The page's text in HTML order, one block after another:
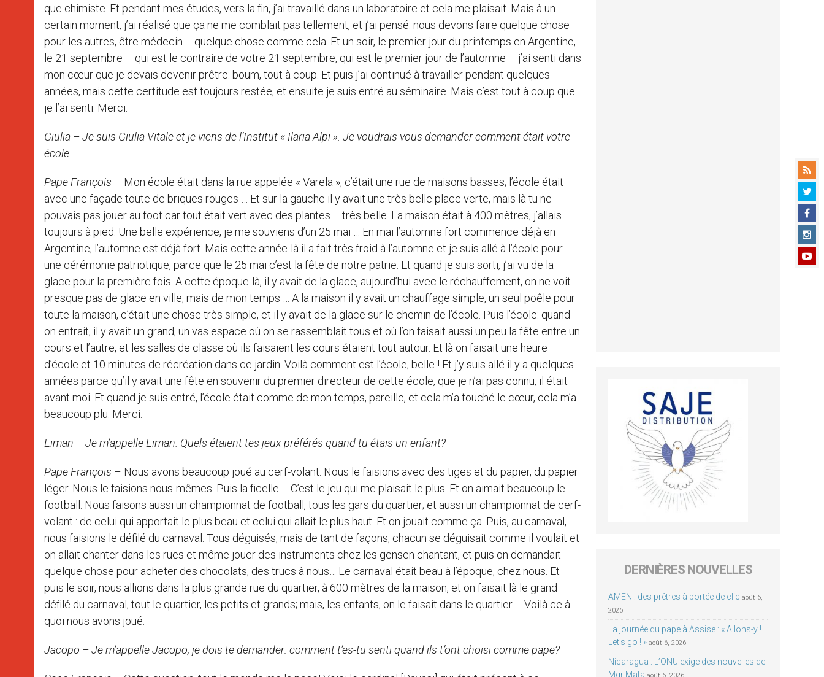
que chimiste. Et pendant mes études, vers la fin, j’ai travaillé dans un laboratoire et cela me plaisait. Mais à un
certain moment, j’ai réalisé que ça ne me comblait pas tellement, et j’ai pensé: nous devons faire quelque chose
pour les autres, être médecin … quelque chose comme cela. Et un soir, le premier jour du printemps en Argentine,
le 21 septembre – qui est le contraire de votre 21 septembre, qui est le premier jour de l’automne – j’ai senti dans
mon cœur que je devais devenir prêtre: boum, tout à coup. Et puis j’ai continué à travailler pendant quelques
années, mais cette certitude est toujours restée, et ensuite je suis entré au séminaire. Mais c’est tout à coup que
je l’ai senti. Merci.
Giulia – Je suis Giulia Vitale et je viens de l’Institut « Ilaria Alpi ». Je voudrais vous demander comment était votre
école.
Pape François – Mon école était dans la rue appelée « Varela », c’était une rue de maisons basses; l’école était
avec une façade toute de briques rouges … Et sur la gauche il y avait une très belle place verte, mais là tu ne
pouvais pas jouer au foot car tout était vert avec des plantes … très belle. La maison était à 400 mètres, j’allais
toujours à pied. Une belle expérience, je me souviens d’un 25 mai … En mai l’automne fort commence déjà en
Argentine, l’automne est déjà fort. Mais cette année-là il a fait très froid à l’automne et je suis allé à l’école pour
une cérémonie patriotique, parce que le 25 mai c’est la fête de notre patrie. Et quand je suis sorti, j’ai vu de la
glace pour la première fois. A cette époque-là, il y avait de la glace, aujourd’hui avec le réchauffement, on ne voit
presque pas de glace en ville, mais de mon temps … A la maison il y avait un chauffage simple, un seul poêle pour
toute la maison, c’était une chose très simple, et il y avait de la glace sur le chemin de l’école. Puis l’école: quand
on entrait, il y avait un grand, un vas espace où on se rassemblait tous et où l’on faisait aussi un peu la fête entre un
cours et l’autre, et les salles de classe où ils faisaient les cours étaient tout autour. Et là on faisait une heure
d’école et 10 minutes de récréation dans ce jardin. Voilà comment est l’école, belle ! Et j’y suis allé il y a quelques
années parce qu’il y avait une fête en souvenir du premier directeur de cette école, que je n’ai pas connu, il était
avant moi. Et quand je suis entré, l’école était comme de mon temps, pareille, et cela m’a touché le cœur, cela m’a
beaucoup plu. Merci.
Eiman – Je m’appelle Eiman. Quels étaient tes jeux préférés quand tu étais un enfant?
Pape François – Nous avons beaucoup joué au cerf-volant. Nous le faisions avec des tiges et du papier, du papier
léger. Nous le faisions nous-mêmes. Puis la ficelle … C’est le jeu qui me plaisait le plus. Et on aimait beaucoup le
football. Nous faisons aussi un championnat de football, tous les gars du quartier; et aussi un championnat de cerf-
volant : de celui qui apportait le plus beau et celui qui allait le plus haut. Et on jouait comme ça. Puis, au carnaval,
nous faisions le défilé du carnaval. Tous déguisés, mais de tant de façons, chacun se déguisait comme il voulait et
on allait chanter dans les rues et même jouer des instruments chez les gensen chantant, et puis on demandait
quelque chose pour acheter des chocolats, des trucs à nous… Le carnaval était beau à l’époque, chez nous. Et
puis le soir, nous allions dans la plus grande rue du quartier, à 600 mètres de la maison, et on faisait là le grand
défilé du carnaval, tout le quartier, les petits et grands; mais, les enfants, on le faisait dans le quartier … Voilà ce à
quoi nous avons joué.
Jacopo – Je m’appelle Jacopo, je dois te demander: comment t’es-tu senti quand ils t’ont choisi comme pape?
DERNIÈRES NOUVELLES
AMEN : des prêtres à portée de clic août 6,
2026
La journée du pape à Assise : « Allons-y !
Let’s go ! » août 6, 2026
Nicaragua : L’ONU exige des nouvelles de
Mgr Mata